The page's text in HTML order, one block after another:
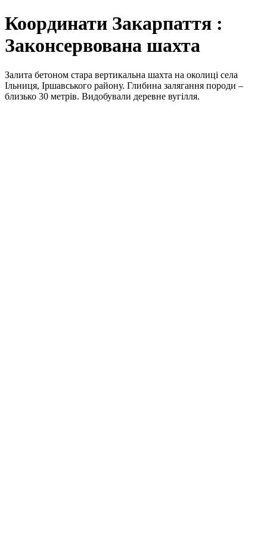
Координати Закарпаття :
Законсервована шахта
Залита бетоном стара вертикальна шахта на околиці села
Ільниця, Іршавського району. Глибина залягання породи –
близько 30 метрів. Видобували деревне вугілля.